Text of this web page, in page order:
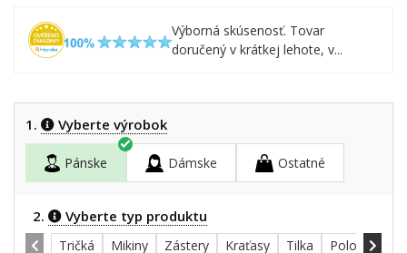
Výborná skúsenosť. Tovar
doručený v krátkej lehote, v...
1. Vyberte výrobok
Pánske Dámske Ostatné
2. Vyberte typ produktu
Tričká Mikiny Zástery Kraťasy Tilka Polokošele